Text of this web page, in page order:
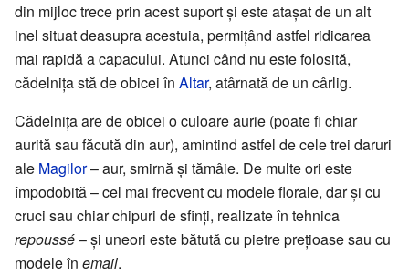
din mijloc trece prin acest suport și este atașat de un alt
inel situat deasupra acestuia, permițând astfel ridicarea
mai rapidă a capacului. Atunci când nu este folosită,
cădelnița stă de obicei în Altar, atârnată de un cârlig.
Cădelnița are de obicei o culoare aurie (poate fi chiar
aurită sau făcută din aur), amintind astfel de cele trei daruri
ale Magilor– aur, smirnă și tămâie. De multe ori este
împodobită – cel mai frecvent cu modele florale, dar și cu
cruci sau chiar chipuri de sfinți, realizate în tehnica
repoussé– și uneori este bătută cu pietre prețioase sau cu
modele în email.